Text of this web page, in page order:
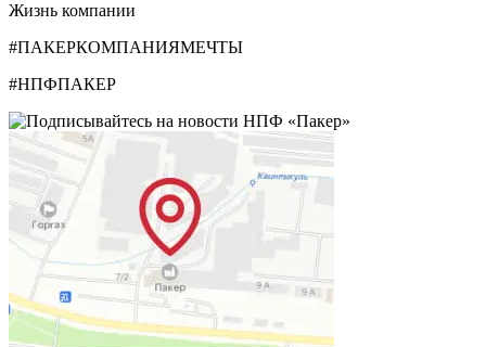
Жизнь компании
#ПАКЕРКОМПАНИЯМЕЧТЫ
#НПФПАКЕР